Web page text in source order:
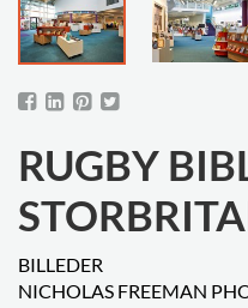
RUGBY
BILLEDER
NICHOLAS FREEMAN